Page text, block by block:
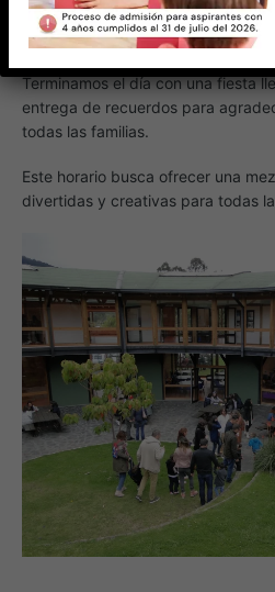
4:00 PM – 5:00 PM
Terminamos el día con una fiesta
entrega de recuerdos para
todas las familias.
Este horario busca ofrecer una
divertidas y creativas para todas